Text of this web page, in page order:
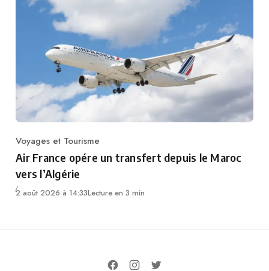
Category
Voyages et Tourisme
Air France opére un transfert depuis le Maroc
vers l’Algérie
2 août 2026 à 14:33Lecture en 3 min